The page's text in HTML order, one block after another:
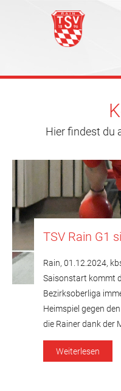
Hier findest du
TSV Rain G1
Rain, 01.12.2024,
Saisonstart kommt
Bezirksoberliga
Heimspiel gegen
die Rainer dank der
3. Die Zweite des
Kreisklasse Nord
Weiterlesen